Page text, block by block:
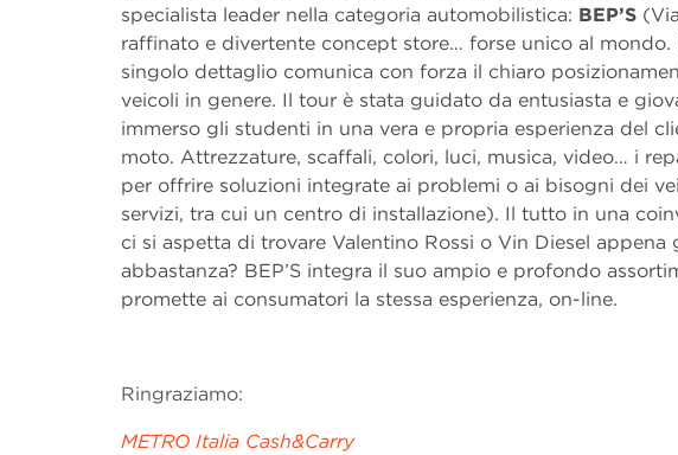
specialista leader nella categoria automobilistica: BEP’S
raffinato e divertente concept store… forse unico al mondo.
singolo dettaglio comunica con forza il chiaro
veicoli in genere. Il tour è stata guidato da entusiasta e
immerso gli studenti in una vera e propria esperienza del
moto. Attrezzature, scaffali, colori, luci, musica, video… i
per offrire soluzioni integrate ai problemi o ai bisogni dei
servizi, tra cui un centro di installazione). Il tutto in una
ci si aspetta di trovare Valentino Rossi o Vin Diesel appena
abbastanza? BEP’S integra il suo ampio e profondo
promette ai consumatori la stessa esperienza, on-line.
Ringraziamo:
METRO Italia Cash&Carry